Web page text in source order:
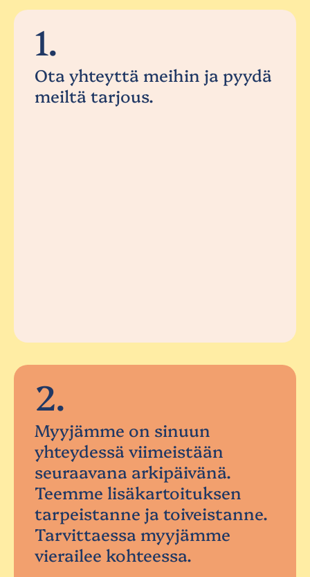
1.
Ota yhteyttä meihin ja pyydä
meiltä tarjous.
2.
Myyjämme on sinuun
yhteydessä viimeistään
seuraavana arkipäivänä.
Teemme lisäkartoituksen
tarpeistanne ja toiveistanne.
Tarvittaessa myyjämme
vierailee kohteessa.